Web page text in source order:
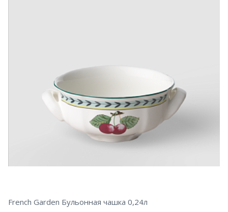
French Garden Бульонная чашка 0,24л